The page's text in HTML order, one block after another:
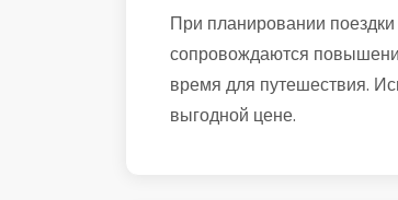
При планировании
сопровождаются
время для путешествия.
выгодной цене.